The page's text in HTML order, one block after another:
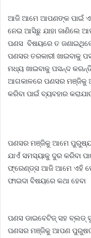
ଆଜି ଆମେ ଆପଣଙ୍କ ପାଇଁ
ନେଇ ଆସିଛୁ ଯାହା ଜାଣିଲେ
ପଣସ ବିଷୟରେ ତ
ପଣସର ତରକାରୀ ଖାଇବାକୁ
ମଧ୍ୟ ଖାଇବାକୁ ପସନ୍ଦ
ଆଗକାଳରେ ପଣସର ମଞ୍ଜିକୁ
କରିବା ପାଇଁ ବ୍ୟବହାର
ପଣସର ମଞ୍ଜିକୁ ଆମେ
ଯାଏଁ ସମସ୍ୟାକୁ ଦୁର କରିବା
ଫ୍ରେଣ୍ଡ୍ସ ଆଜି ଆମେ ଏହି
ଫାଇଦା ବିଷୟରେ କଥା ହେବା
ପଣସ ଡାଇବେଟିଜ୍ ସହ ବ୍ଲଡ୍
ପଣସର ମଞ୍ଜିକୁ ଆପଣ ପୁରୁଷତ୍ୱ